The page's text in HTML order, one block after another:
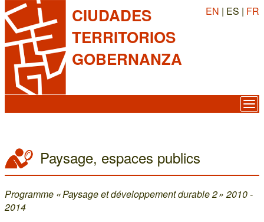
CIUDADES
TERRITORIOS
GOBERNANZA
EN | ES | FR
Paysage, espaces publics
Programme « Paysage et développement durable 2 » 2010 -
2014